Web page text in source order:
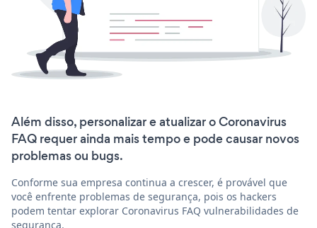
Além disso, personalizar e atualizar o Coronavirus
FAQ requer ainda mais tempo e pode causar novos
problemas ou bugs.
Conforme sua empresa continua a crescer, é provável que
você enfrente problemas de segurança, pois os hackers
podem tentar explorar Coronavirus FAQ vulnerabilidades de
segurança.